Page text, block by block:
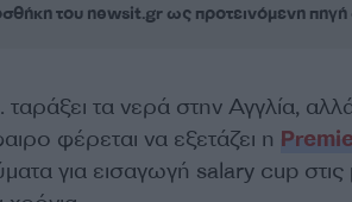
του newsit.gr ως προτεινόμενη
τα νερά στην Αγγλία,
φέρεται να εξετάζει η
για εισαγωγή salary cup